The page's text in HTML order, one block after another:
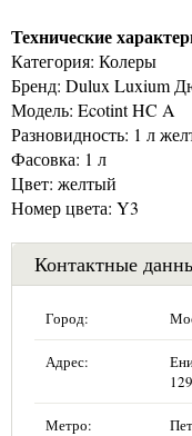
Технические
Категория: Колеры
Бренд: Dulux Luxium
Модель: Ecotint HC A
Разновидность: 1 л
Фасовка: 1 л
Цвет: желтый
Номер цвета: Y3
Контактные
Город:
Адрес:
Метро: